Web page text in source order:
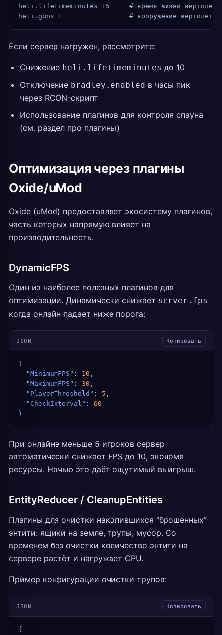
heli.lifetimeminutes 15     # время жизни вертолёта
heli.guns 1                 # вооружение вертолёта
Если сервер нагружен, рассмотрите:
Снижение heli.lifetimeminutes до 10
Отключение bradley.enabled в часы пик
через RCON-скрипт
Использование плагинов для контроля спауна
(см. раздел про плагины)
Оптимизация через плагины
Oxide/uMod
Oxide (uMod) предоставляет экосистему плагинов,
часть которых напрямую влияет на
производительность.
DynamicFPS
Один из наиболее полезных плагинов для
оптимизации. Динамически снижает server.fps
когда онлайн падает ниже порога:
JSON Копировать
{
  "
MinimumFPS " : 10 ,
  "
MaximumFPS " : 30 ,
  "
PlayerThreshold " : 5 ,
  "
CheckInterval " :
60
}
При онлайне меньше 5 игроков сервер
автоматически снижает FPS до 10, экономя
ресурсы. Ночью это даёт ощутимый выигрыш.
EntityReducer / CleanupEntities
Плагины для очистки накопившихся “брошенных”
энтити: ящики на земле, трупы, мусор. Со
временем без очистки количество энтити на
сервере растёт и нагружает CPU.
Пример конфигурации очистки трупов:
JSON Копировать
{